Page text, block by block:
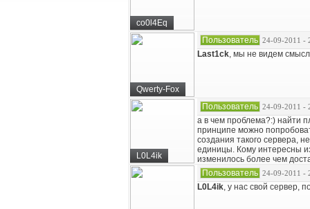
co0l4Eq
Qwerty-Fox
Пользователь 24-09-2011 -
Last1ck, мы не видем
L0L4ik
Пользователь 24-09-2011 -
а в чем проблема?:) найти
принципе можно
создания такого сервера,
единицы. Кому интересны
изменилось более чем
Пользователь 24-09-2011 -
L0L4ik, у нас свой сервер,